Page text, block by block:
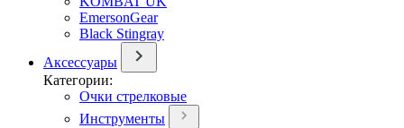
EmersonGear
Black Stingray
Аксессуары
Категории:
Очки стрелковые
Инструменты